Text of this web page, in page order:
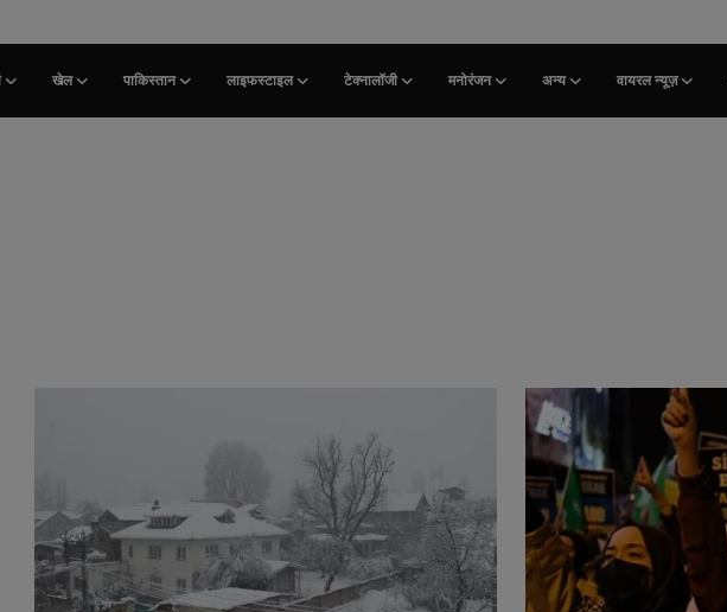
खेल पाकिस्तान लाइफस्टाइल टेक्नालॉजी मनोरंजन अन्य वायरल न्यूज़